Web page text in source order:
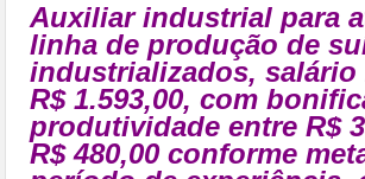
Auxiliar industrial para
linha de produção de
industrializados,
R$ 1.593,00, com
produtividade entre R$
R$ 480,00 conforme